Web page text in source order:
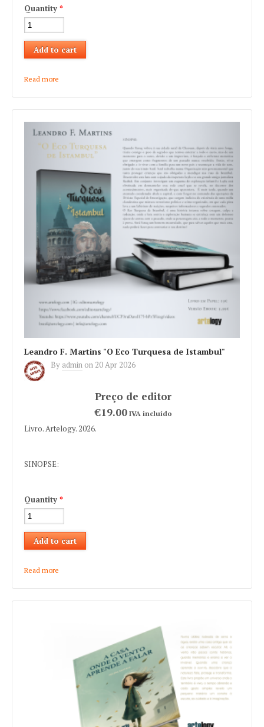
Quantity *
Read more
Leandro F. Martins "O Eco Turquesa de Istambul"
By admin on 20 Apr 2026
€19.00IVA incluído
Livro. Artelogy. 2026.
SINOPSE:
Quantity *
Read more